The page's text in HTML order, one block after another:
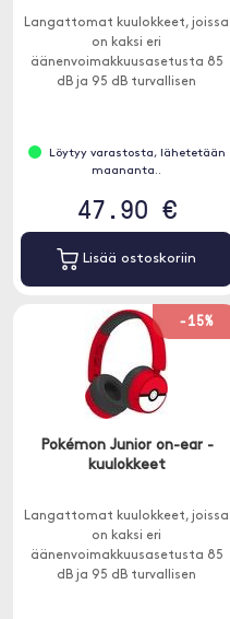
Langattomat kuulokkeet, joissa
on kaksi eri
äänenvoimakkuusasetusta 85
dB ja 95 dB turvallisen
vuotiaille lapsille.
Löytyy varastosta, lähetetään
maananta..
47.90 €
Lisää ostoskoriin
-15%
Pokémon Junior on-ear -
kuulokkeet
Langattomat kuulokkeet, joissa
on kaksi eri
äänenvoimakkuusasetusta 85
dB ja 95 dB turvallisen